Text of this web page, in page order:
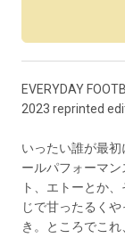
EVERYDAY
2023 reprinted
いったい誰が最
ールパフォーマ
ト、エトーとか
じで甘ったるく
き。ところでこ